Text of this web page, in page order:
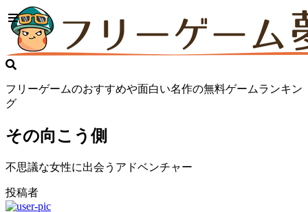
フリーゲームのおすすめや面白い名作の無料ゲームランキン
グ
その向こう側
不思議な女性に出会うアドベンチャー
投稿者